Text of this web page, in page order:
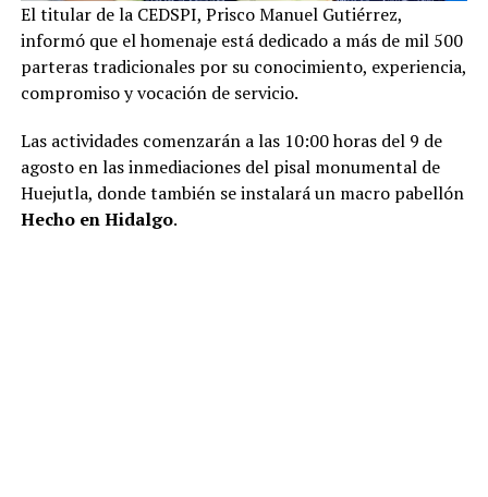
El titular de la CEDSPI, Prisco Manuel Gutiérrez,
informó que el homenaje está dedicado a más de mil 500
parteras tradicionales por su conocimiento, experiencia,
compromiso y vocación de servicio.
Las actividades comenzarán a las 10:00 horas del 9 de
agosto en las inmediaciones del pisal monumental de
Huejutla, donde también se instalará un macro pabellón
Hecho en Hidalgo.